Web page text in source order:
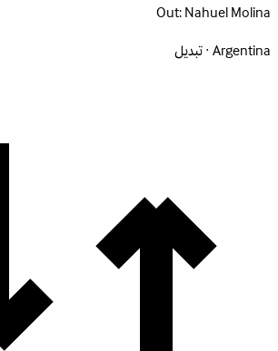
Out:Nahuel Molina
Argentina · تبديل